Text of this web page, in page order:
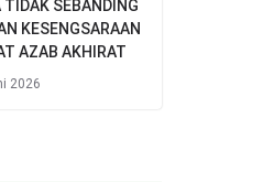
TIDAK SEBANDING
KESENGSARAAN
AZAB AKHIRAT
2026